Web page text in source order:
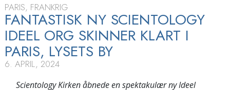
CELEBRITY
PARIS
PARIS, FRANKRIG
FANTASTISK NY SCIENTOLOGY
IDEEL ORG SKINNER KLART I
PARIS, LYSETS BY
6. APRIL, 2024
Scientology Kirken åbnede en spektakulær ny Ideel